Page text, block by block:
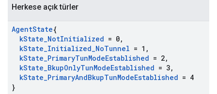
Herkese açık türler
AgentState{
kState_NotInitialized = 0,
kState_Initialized_NoTunnel = 1 ,
kState_PrimaryTunModeEstablished = 2,
kState_BkupOnlyTunModeEstablished = 3,
kState_PrimaryAndBkupTunModeEstablished = 4
}